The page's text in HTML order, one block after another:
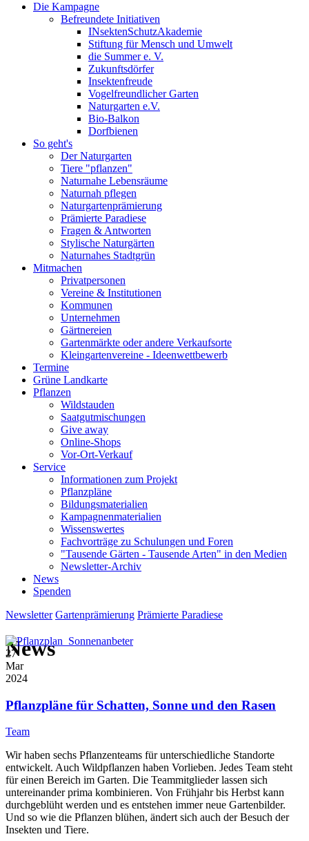
Die Kampagne
Befreundete Initiativen
INsektenSchutzAkademie
Stiftung für Mensch und Umwelt
die Summer e. V.
Zukunftsdörfer
Insektenfreude
Vogelfreundlicher Garten
Naturgarten e.V.
Bio-Balkon
Dorfbienen
So geht's
Der Naturgarten
Tiere "pflanzen"
Naturnahe Lebensräume
Naturnah pflegen
Naturgartenprämierung
Prämierte Paradiese
Fragen & Antworten
Stylische Naturgärten
Naturnahes Stadtgrün
Mitmachen
Privatpersonen
Vereine & Institutionen
Kommunen
Unternehmen
Gärtnereien
Gartenmärkte oder andere Verkaufsorte
Kleingartenvereine - Ideenwettbewerb
Termine
Grüne Landkarte
Pflanzen
Wildstauden
Saatgutmischungen
Give away
Online-Shops
Vor-Ort-Verkauf
Service
Informationen zum Projekt
Pflanzpläne
Bildungsmaterialien
Kampagnenmaterialien
Wissenswertes
Fachvorträge zu Schulungen und Foren
"Tausende Gärten - Tausende Arten" in den Medien
Newsletter-Archiv
News
Spenden
Newsletter Gartenprämierung Prämierte Paradiese
News
27
Mar
2024
Pflanzpläne für Schatten, Sonne und den Rasen
Team
Wir haben sechs Pflanzenteams für unterschiedliche Standorte
entwickelt. Auch Wildpflanzen haben Vorlieben. Jedes Team steht
für einen Bereich im Garten. Die Teammitglieder lassen sich
untereinander prima kombinieren. Von Frühjahr bis Herbst kann
durchgeblüht werden und es entstehen immer neue Gartenbilder.
Und so wie die Pflanzen blühen, ändert sich auch der Besuch der
Insekten und Tiere.